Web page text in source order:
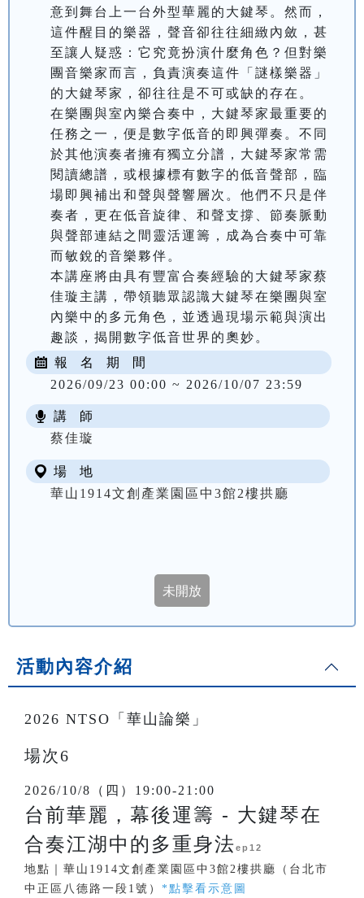
意到舞台上一台外型華麗的大鍵琴。然而，
這件醒目的樂器，聲音卻往往細緻內斂，甚
至讓人疑惑：它究竟扮演什麼角色？但對樂
團音樂家而言，負責演奏這件「謎樣樂器」
的大鍵琴家，卻往往是不可或缺的存在。
在樂團與室內樂合奏中，大鍵琴家最重要的
任務之一，便是數字低音的即興彈奏。不同
於其他演奏者擁有獨立分譜，大鍵琴家常需
閱讀總譜，或根據標有數字的低音聲部，臨
場即興補出和聲與聲響層次。他們不只是伴
奏者，更在低音旋律、和聲支撐、節奏脈動
與聲部連結之間靈活運籌，成為合奏中可靠
而敏銳的音樂夥伴。
本講座將由具有豐富合奏經驗的大鍵琴家蔡
佳璇主講，帶領聽眾認識大鍵琴在樂團與室
內樂中的多元角色，並透過現場示範與演出
趣談，揭開數字低音世界的奧妙。
報 名 期 間
2026/09/23 00:00 ~ 2026/10/07 23:59
講 師
蔡佳璇
場 地
華山1914文創產業園區中3館2樓拱廳
活動內容介紹
2026 NTSO「華山論樂」
場次6
2026/10/8（四）19:00-21:00
台前華麗，幕後運籌 - 大鍵琴在
合奏江湖中的多重身法ep12
地點｜華山1914文創產業園區中3館2樓拱廳（台北市
中正區八德路一段1號） *點擊看示意圖